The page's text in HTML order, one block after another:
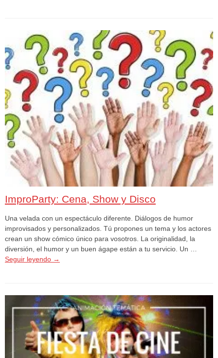
ImproParty: Cena, Show y Disco
Una velada con un espectáculo diferente. Diálogos de humor
improvisados y personalizados. Tú propones un tema y los actores
crean un show cómico único para vosotros. La originalidad, la
diversión, el humor y un buen ágape están a tu servicio. Un …
Seguir leyendo →